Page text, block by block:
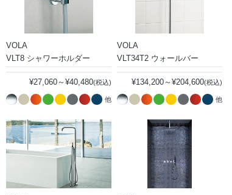
VOLA
VLT8 シャワーホルダー
¥27,060～¥40,480(税込)
他
VOLA
VLT34T2 ウォールバー
¥134,200～¥204,600(税込)
他